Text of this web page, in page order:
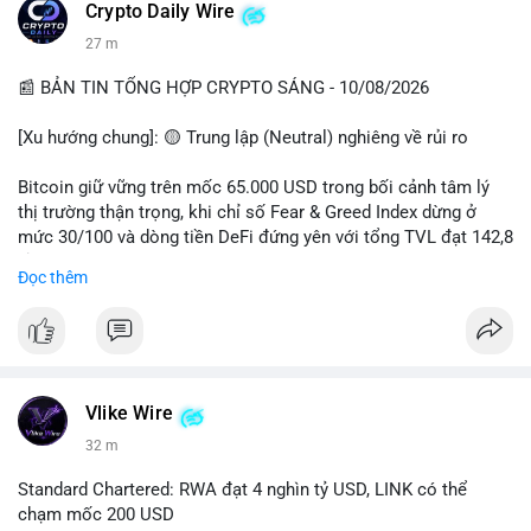
các quỹ phòng hộ sang vị thế Long là tín hiệu tích cực ngầm,
nhưng biến động ngắn hạn vẫn cao.
• Khuyến nghị: Cẩn trọng với các lệnh Long/Short khi Bitcoin
chưa thoát khỏi vùng giá hiện tại. Theo dõi sát các tin tức về
📰 Nguồn: CoinDesk
Crypto Daily Wire
27 m
📰 BẢN TIN TỔNG HỢP CRYPTO SÁNG - 10/08/2026
[Xu hướng chung]: 🟡 Trung lập (Neutral) nghiêng về rủi ro
Bitcoin giữ vững trên mốc 65.000 USD trong bối cảnh tâm lý
thị trường thận trọng, khi chỉ số Fear & Greed Index dừng ở
mức 30/100 và dòng tiền DeFi đứng yên với tổng TVL đạt 142,8
tăng gần 3% khi Iran-Oman hứa mở lại eo Hormuz, giảm lo ngại
lớn khác. Đáng chú ý, thanh lý Short chiếm tới 81,7% tổng 35,7
triệu USD thanh lý trong 24h, cho thấy phe bán đang yếu thế.
- DeFi & Công nghệ: Standard Chartered dự báo thị trường RWA
sẽ bùng nổ lên 4 nghìn tỷ USD, kéo theo giá trị token LINK có
Đọc thêm
Vlike Wire
32 m
Standard Chartered: RWA đạt 4 nghìn tỷ USD, LINK có thể
chạm mốc 200 USD